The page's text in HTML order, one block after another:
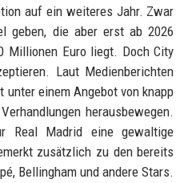
auf ein weiteres Jahr. Zwar
geben, die aber erst ab 2026
Millionen Euro liegt. Doch City
Laut Medienberichten
einem Angebot von knapp
herausbewegen.
Real Madrid eine gewaltige
zusätzlich zu den bereits
Bellingham und andere Stars.